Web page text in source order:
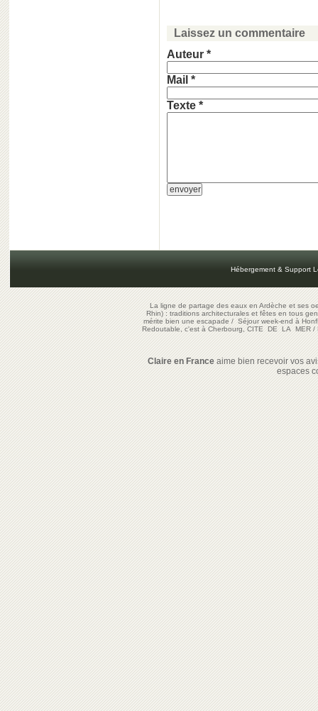
Laissez un commentaire
Auteur *
Mail *
Texte *
Hébergement & Support
La ligne de partage des eaux en Ardèche et ses
Rhin) : traditions architecturales et fêtes en tous
mérite bien une escapade/Séjour week-end à
Redoutable, c'est à Cherbourg, CITE DE LA MER/
Claire en Franceaime bien recevoir vos
espaces